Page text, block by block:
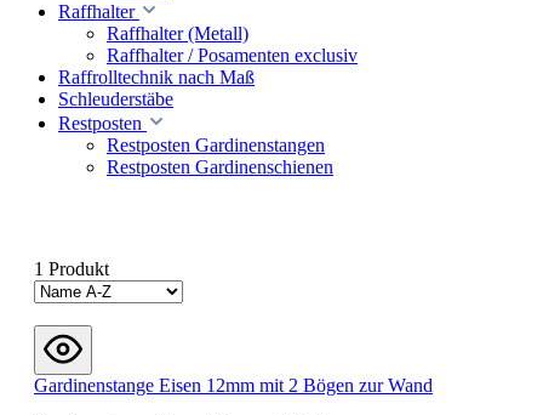
Raffhalter
Raffhalter (Metall)
Raffhalter / Posamenten exclusiv
Raffrolltechnik nach Maß
Schleuderstäbe
Restposten
Restposten Gardinenstangen
Restposten Gardinenschienen
1 Produkt
Gardinenstange Eisen 12mm mit 2 Bögen zur Wand